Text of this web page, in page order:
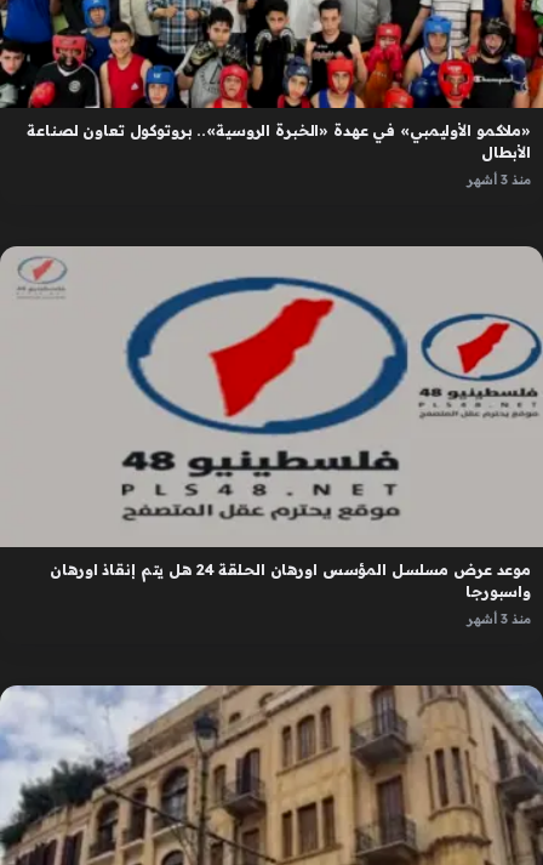
«ملاكمو الأوليمبي» في عهدة «الخبرة الروسية».. بروتوكول تعاون لصناعة
الأبطال
منذ 3 أشهر
موعد عرض مسلسل المؤسس اورهان الحلقة 24 هل يتم إنقاذ اورهان
واسبورجا
منذ 3 أشهر